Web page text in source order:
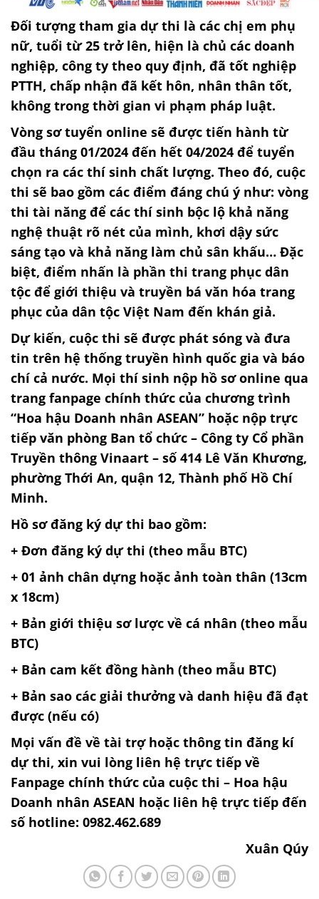
Đối tượng tham gia dự thi là các chị em phụ
nữ, tuổi từ 25 trở lên, hiện là chủ các doanh
nghiệp, công ty theo quy định, đã tốt nghiệp
PTTH, chấp nhận đã kết hôn, nhân thân tốt,
không trong thời gian vi phạm pháp luật.
Vòng sơ tuyển online sẽ được tiến hành từ
đầu tháng 01/2024 đến hết 04/2024 để tuyển
chọn ra các thí sinh chất lượng. Theo đó, cuộc
thi sẽ bao gồm các điểm đáng chú ý như: vòng
thi tài năng để các thí sinh bộc lộ khả năng
nghệ thuật rõ nét của mình, khơi dậy sức
sáng tạo và khả năng làm chủ sân khấu… Đặc
biệt, điểm nhấn là phần thi trang phục dân
tộc để giới thiệu và truyền bá văn hóa trang
phục của dân tộc Việt Nam đến khán giả.
Dự kiến, cuộc thi sẽ được phát sóng và đưa
tin trên hệ thống truyền hình quốc gia và báo
chí cả nước. Mọi thí sinh nộp hồ sơ online qua
trang fanpage chính thức của chương trình
“Hoa hậu Doanh nhân ASEAN” hoặc nộp trực
tiếp văn phòng Ban tổ chức – Công ty Cổ phần
Truyền thông Vinaart – số 414 Lê Văn Khương,
phường Thới An, quận 12, Thành phố Hồ Chí
Minh.
Hồ sơ đăng ký dự thi bao gồm:
+ Đơn đăng ký dự thi (theo mẫu BTC)
+ 01 ảnh chân dựng hoặc ảnh toàn thân (13cm
x 18cm)
+ Bản giới thiệu sơ lược về cá nhân (theo mẫu
BTC)
+ Bản cam kết đồng hành (theo mẫu BTC)
+ Bản sao các giải thưởng và danh hiệu đã đạt
được (nếu có)
Mọi vấn đề về tài trợ hoặc thông tin đăng kí
dự thi, xin vui lòng liên hệ trực tiếp về
Fanpage chính thức của cuộc thi – Hoa hậu
Doanh nhân ASEAN hoặc liên hệ trực tiếp đến
số hotline: 0982.462.689
Xuân Qúy